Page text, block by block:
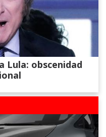
Lula: obscenidad